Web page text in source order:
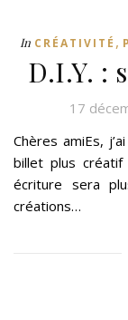
In CRÉATIVITÉ ,
D.I.Y. :
17
Chères amiEs,
billet plus
écriture sera
créations…